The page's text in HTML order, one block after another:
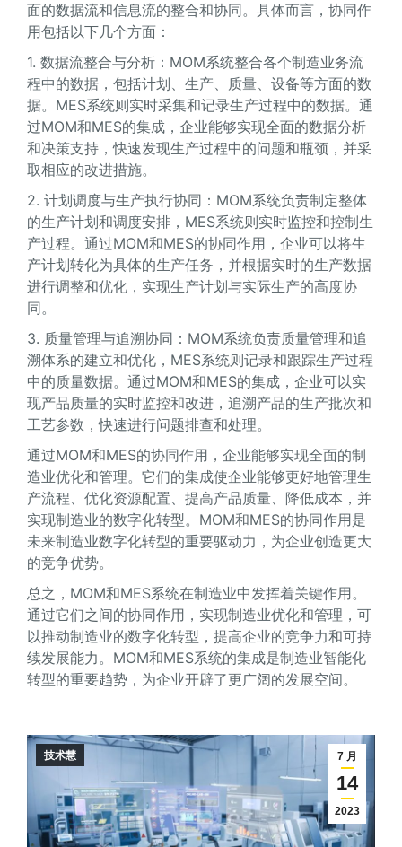
面的数据流和信息流的整合和协同。具体而言，协同作
用包括以下几个方面：
1. 数据流整合与分析：MOM系统整合各个制造业务流
程中的数据，包括计划、生产、质量、设备等方面的数
据。MES系统则实时采集和记录生产过程中的数据。通
过MOM和MES的集成，企业能够实现全面的数据分析
和决策支持，快速发现生产过程中的问题和瓶颈，并采
取相应的改进措施。
2. 计划调度与生产执行协同：MOM系统负责制定整体
的生产计划和调度安排，MES系统则实时监控和控制生
产过程。通过MOM和MES的协同作用，企业可以将生
产计划转化为具体的生产任务，并根据实时的生产数据
进行调整和优化，实现生产计划与实际生产的高度协
同。
3. 质量管理与追溯协同：MOM系统负责质量管理和追
溯体系的建立和优化，MES系统则记录和跟踪生产过程
中的质量数据。通过MOM和MES的集成，企业可以实
现产品质量的实时监控和改进，追溯产品的生产批次和
工艺参数，快速进行问题排查和处理。
通过MOM和MES的协同作用，企业能够实现全面的制
造业优化和管理。它们的集成使企业能够更好地管理生
产流程、优化资源配置、提高产品质量、降低成本，并
实现制造业的数字化转型。MOM和MES的协同作用是
未来制造业数字化转型的重要驱动力，为企业创造更大
的竞争优势。
总之，MOM和MES系统在制造业中发挥着关键作用。
通过它们之间的协同作用，实现制造业优化和管理，可
以推动制造业的数字化转型，提高企业的竞争力和可持
续发展能力。MOM和MES系统的集成是制造业智能化
转型的重要趋势，为企业开辟了更广阔的发展空间。
7 月
14
2023
技术慧